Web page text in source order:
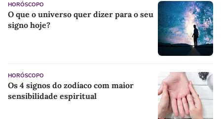
HORÓSCOPO
O que o universo quer dizer para o seu
signo hoje?
HORÓSCOPO
Os 4 signos do zodíaco com maior
sensibilidade espiritual